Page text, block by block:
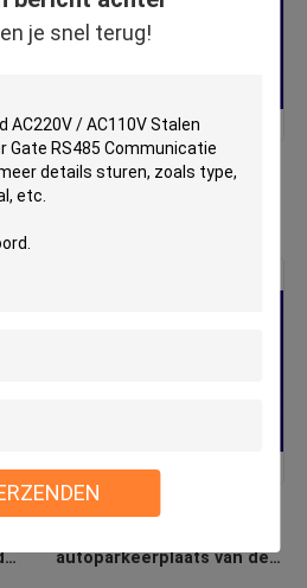
je snel terug!
Aluminium legering Arm
autoparkeerplaats van de